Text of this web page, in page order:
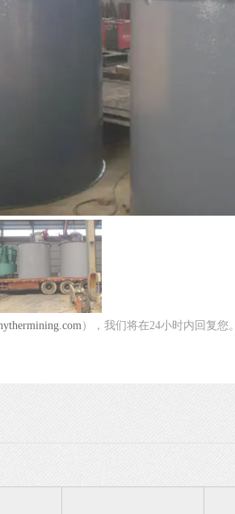
），我们将在24小时内回复您。